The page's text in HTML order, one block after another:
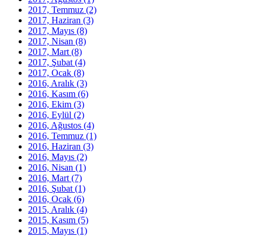
2017, Temmuz (2)
2017, Haziran (3)
2017, Mayıs (8)
2017, Nisan (8)
2017, Mart (8)
2017, Şubat (4)
2017, Ocak (8)
2016, Aralık (3)
2016, Kasım (6)
2016, Ekim (3)
2016, Eylül (2)
2016, Ağustos (4)
2016, Temmuz (1)
2016, Haziran (3)
2016, Mayıs (2)
2016, Nisan (1)
2016, Mart (7)
2016, Şubat (1)
2016, Ocak (6)
2015, Aralık (4)
2015, Kasım (5)
2015, Mayıs (1)